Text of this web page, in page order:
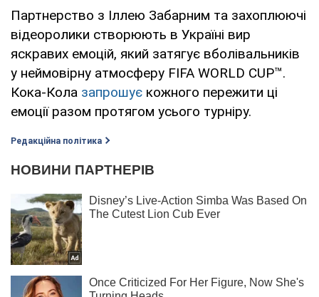
Партнерство з Іллею Забарним та захоплюючі
відеоролики створюють в Україні вир
яскравих емоцій, який затягує вболівальників
у неймовірну атмосферу FIFA WORLD CUP™.
Кока-Кола запрошує кожного пережити ці
емоції разом протягом усього турніру.
Редакційна політика